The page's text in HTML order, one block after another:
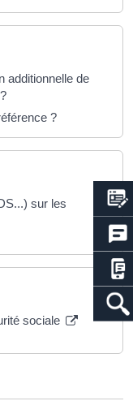
additionnelle de
?
sur les
sociale